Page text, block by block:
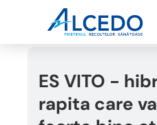
ES VITO -
rapita care